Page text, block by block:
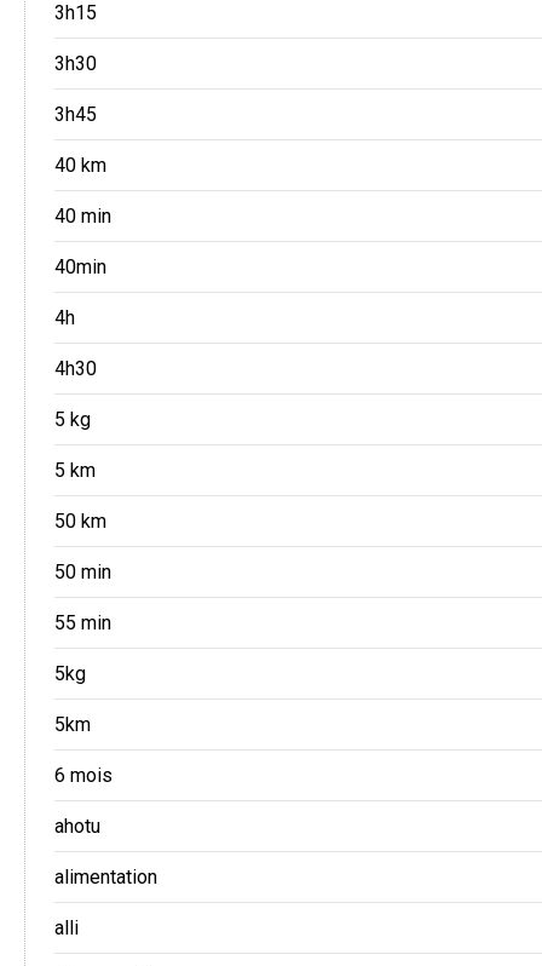
3h15
3h30
3h45
40 km
40 min
40min
4h
4h30
5 kg
5 km
50 km
50 min
55 min
5kg
5km
6 mois
ahotu
alimentation
alli